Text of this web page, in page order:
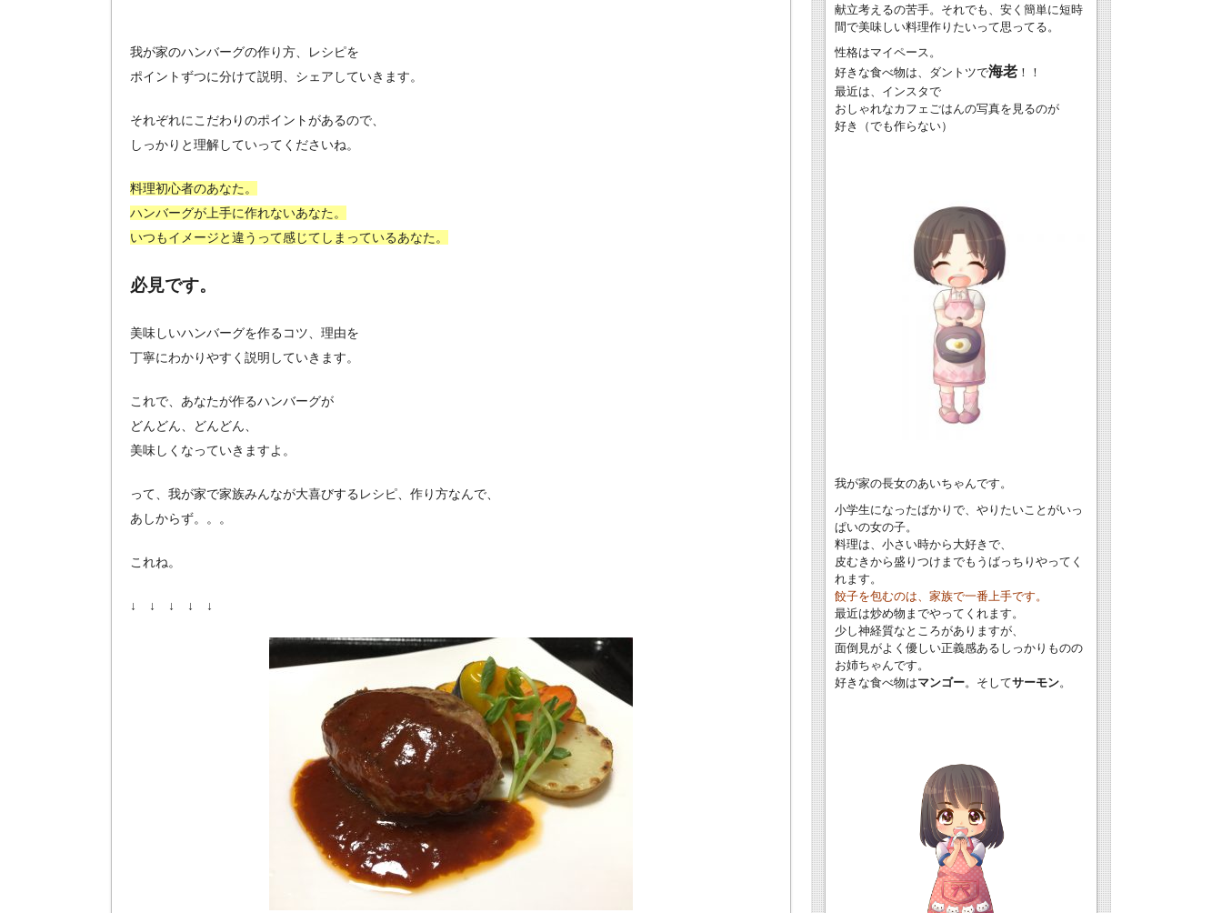
我が家のハンバーグの作り方、レシピを
ポイントずつに分けて説明、シェアしていきます。
それぞれにこだわりのポイントがあるので、
しっかりと理解していってくださいね。
料理初心者のあなた。
ハンバーグが上手に作れないあなた。
いつもイメージと違うって感じてしまっているあなた。
必見です。
美味しいハンバーグを作るコツ、理由を
丁寧にわかりやすく説明していきます。
これで、あなたが作るハンバーグが
どんどん、どんどん、
美味しくなっていきますよ。
って、我が家で家族みんなが大喜びするレシピ、作り方なんで、
あしからず。。。
これね。
↓ ↓ ↓ ↓ ↓
献立考えるの苦手。それでも、安く簡単に短時
間で美味しい料理作りたいって思ってる。
性格はマイペース。
好きな食べ物は、ダントツで海老 ！！
最近は、インスタで
おしゃれなカフェごはんの写真を見るのが
好き（でも作らない）
我が家の長女のあいちゃんです。
小学生になったばかりで、やりたいことがいっ
ぱいの女の子。
料理は、小さい時から大好きで、
皮むきから盛りつけまでもうばっちりやってく
れます。
餃子を包むのは、家族で一番上手です。
最近は炒め物までやってくれます。
少し神経質なところがありますが、
面倒見がよく優しい正義感あるしっかりものの
お姉ちゃんです。
好きな食べ物はマンゴー。そしてサーモン。